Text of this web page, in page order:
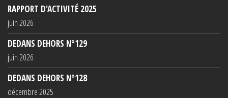
RAPPORT D'ACTIVITÉ 2025
juin 2026
DEDANS DEHORS N°129
juin 2026
DEDANS DEHORS N°128
décembre 2025